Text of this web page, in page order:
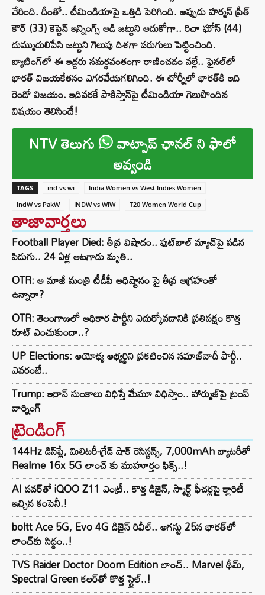
చేరింది. దీంతో.. టీమిండియాపై ఒత్తిడి పెరిగింది. అప్పుడు హర్మన్ ప్రీత్
కౌర్ (33) కెప్టెన్ ఇన్నింగ్స్ ఆడి జట్టుని ఆదుకోగా.. రిచా ఘోస్ (44)
దుమ్ముదులిపేసి జట్టుని గెలుపు దిశగా పరుగులు పెట్టించింది.
బ్యాటింగ్‌లో ఈ ఇద్దరు సమర్థవంతంగా రాణించడం వల్లే.. ఫైనల్‌లో
భారత్ విజయకేతనం ఎగరవేయగలిగింది. ఈ టోర్నీలో భారత్‌కి ఇది
రెండో విజయం. ఇదివరకే పాకిస్తాన్‌పై టీమిండియా గెలుపొందిన
విషయం తెలిసిందే!
NTV తెలుగు వాట్సాప్ ఛానల్ ని ఫాలో
అవ్వండి
TAGS ind vs wi
India Women vs West Indies Women
IndW vs PakW
INDW vs WIW T20 Women World Cup
తాజావార్తలు
Football Player Died: తీవ్ర విషాదం.. ఫుట్‌బాల్ మ్యాచ్‌పై పడిన
పిడుగు.. 24 ఏళ్ల ఆటగాడు మృతి..
OTR: ఆ మాజీ మంత్రి టీడీపీ అధిష్టానం పై తీవ్ర ఆగ్రహంతో
ఉన్నారా?
OTR: తెలంగాణలో అధికార పార్టీని ఎదుర్కోవడానికి ప్రతిపక్షం కొత్త
రూట్‌ ఎంచుకుందా..?
UP Elections: అయోధ్య అభ్యర్థిని ప్రకటించిన సమాజ్‌వాదీ పార్టీ..
ఎవరంటే..
Trump: ఇరాన్ సుంకాలు విధిస్తే మేమూ విధిస్తాం.. హార్ముజ్‌పై ట్రంప్
వార్నింగ్
ట్రెండింగ్‌
144Hz డిస్‌ప్లే, మిలిటరీ-గ్రేడ్ షాక్ రెసిస్టన్స్, 7,000mAh బ్యాటరీతో
Realme 16x 5G లాంచ్ కు ముహూర్తం ఫిక్స్..!
AI పవర్‌తో iQOO Z11 ఎంట్రీ.. కొత్త డిజైన్, స్మార్ట్ ఫీచర్లపై క్లారిటీ
ఇచ్చిన కంపెనీ.!
boltt Ace 5G, Evo 4G డిజైన్ రివీల్.. ఆగస్టు 25న భారత్‌లో
లాంచ్‌కు సిద్ధం..!
TVS Raider Doctor Doom Edition లాంచ్.. Marvel థీమ్,
Spectral Green కలర్‌తో కొత్త స్టైల్..!